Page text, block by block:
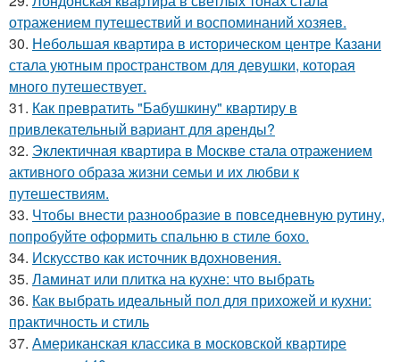
отражением путешествий и воспоминаний хозяев.
30. Небольшая квартира в историческом центре Казани
стала уютным пространством для девушки, которая
много путешествует.
31. Как превратить "Бабушкину" квартиру в
привлекательный вариант для аренды?
32. Эклектичная квартира в Москве стала отражением
активного образа жизни семьи и их любви к
путешествиям.
33. Чтобы внести разнообразие в повседневную рутину,
попробуйте оформить спальню в стиле бохо.
34. Искусство как источник вдохновения.
35. Ламинат или плитка на кухне: что выбрать
36. Как выбрать идеальный пол для прихожей и кухни:
практичность и стиль
37. Американская классика в московской квартире